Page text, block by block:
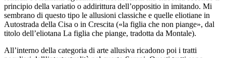
principio della variatio o addirittura dell’oppositio in imitando. Mi
sembrano di questo tipo le allusioni classiche e quelle eliotiane in
Autostrada della Cisa o in Crescita («la figlia che non piange», dal
titolo dell’eliotana La figlia che piange, tradotta da Montale).
All’interno della categoria di arte allusiva ricadono poi i tratti